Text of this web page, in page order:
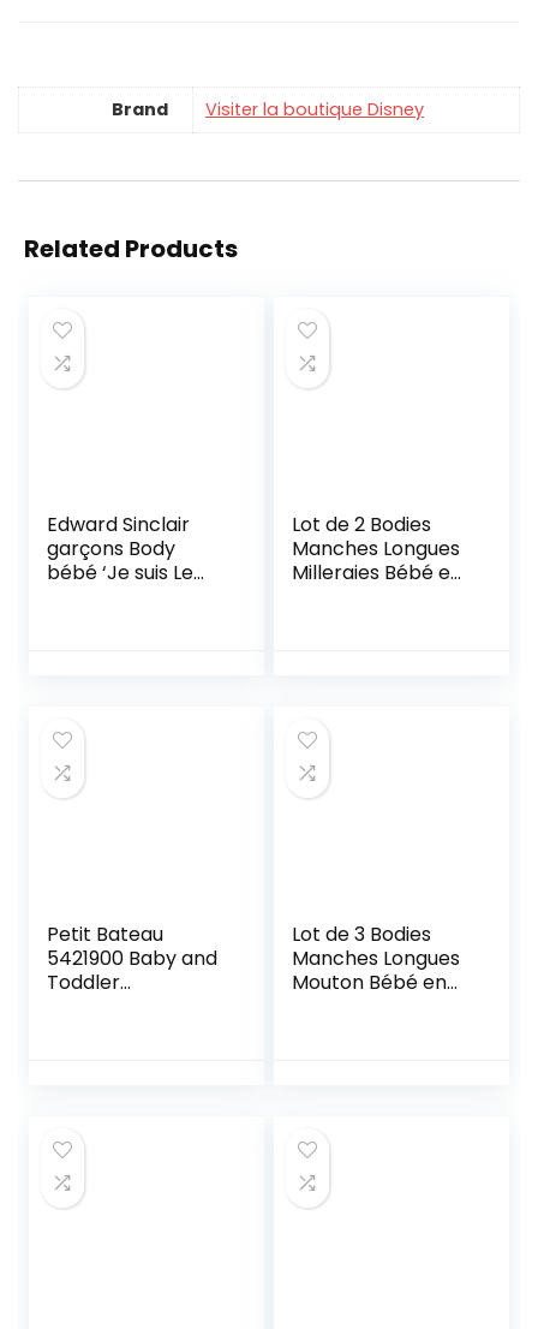
Brand Visiter la boutique Disney
Related Products
Edward Sinclair
garçons Body
bébé ‘Je suis Le
Lot de 2 Bodies
Manches Longues
Milleraies Bébé en
Petit Bateau
5421900 Baby and
Toddler
Lot de 3 Bodies
Manches Longues
Mouton Bébé en